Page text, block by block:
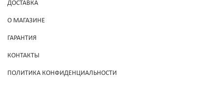
ДОСТАВКА
О МАГАЗИНЕ
ГАРАНТИЯ
КОНТАКТЫ
ПОЛИТИКА КОНФИДЕНЦИАЛЬНОСТИ